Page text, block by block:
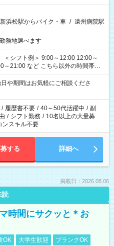
新浜松駅からバイク・車 / 遠州病院駅
務地選べます
ちら以外の時間帯も
期間はお気軽にご相談くださ
/ 履歴書不要 / 40～50代活躍中 / 副
/ シフト勤務 / 10名以上の大量募
ンスキル不要
する 詳細へ
掲載日：2026.08.06
読
時間にサクッと＊お
OK 大学生歓迎 ブランクOK